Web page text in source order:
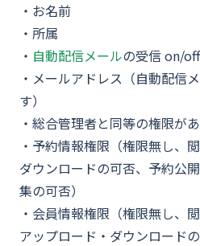
・お名前
・所属
・ 自動配信メールの受信 on/off
・メールアドレス（自動配信
す）
・総合管理者と同等の権限が
・予約情報権限（権限無し、
ダウンロードの可否、予約公
集の可否）
・会員情報権限（権限無し、
アップロード・ダウンロードの